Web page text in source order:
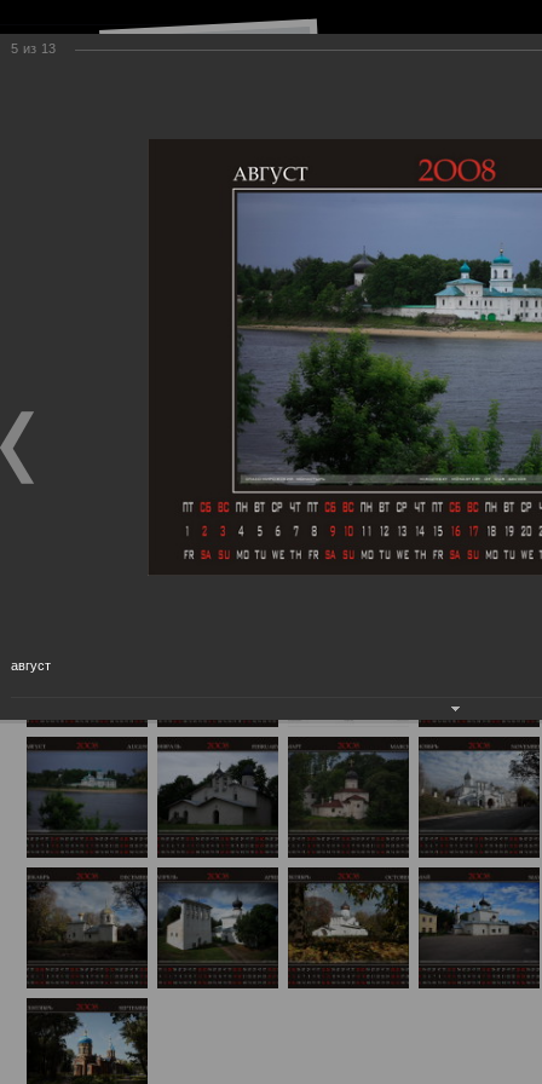
Навигация по сайту
Календарь "Псков-2008"
5 из 13
август